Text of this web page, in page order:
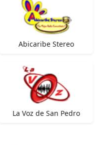
Abicaribe Stereo
La Voz de San Pedro